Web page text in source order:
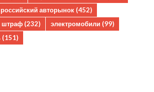
российский авторынок (452)
штраф (232) электромобили (99)
(151)